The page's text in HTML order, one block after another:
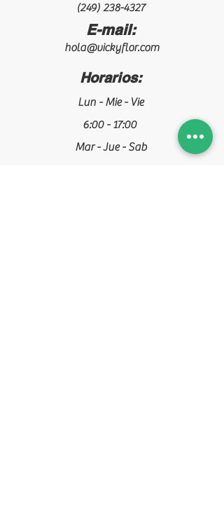
(249) 238-4327
E-mail:
hola@vickyflor.com
Horarios:
Lun - Mie - Vie
6:00 - 17:00
Mar - Jue - Sab